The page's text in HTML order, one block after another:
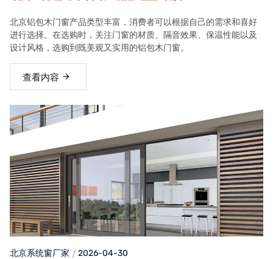
北京铝包木门窗产品类型丰富，消费者可以根据自己的需求和喜好
进行选择。在选购时，关注门窗的材质、隔音效果、保温性能以及
设计风格，选购到既美观又实用的铝包木门窗。
查看内容
北京系统窗厂家 2026-04-30